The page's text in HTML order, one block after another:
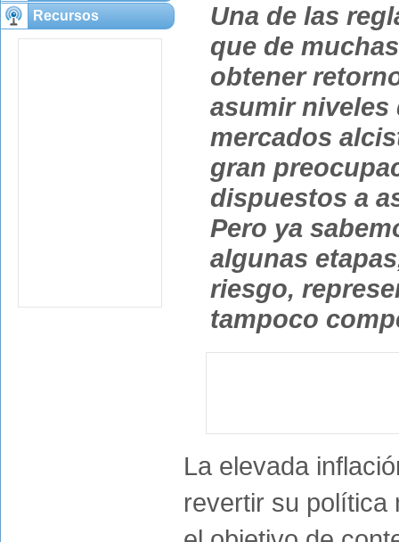
Recursos
Una de las
que de
obtener
asumir niveles
mercados
gran
dispuestos a
Pero ya
algunas
riesgo,
tampoco
La elevada
revertir su política